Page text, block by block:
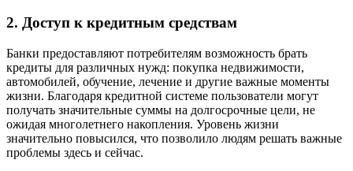
2. Доступ к кредитным средствам
Банки предоставляют потребителям возможность брать
кредиты для различных нужд: покупка недвижимости,
автомобилей, обучение, лечение и другие важные моменты
жизни. Благодаря кредитной системе пользователи могут
получать значительные суммы на долгосрочные цели, не
ожидая многолетнего накопления. Уровень жизни
значительно повысился, что позволило людям решать важные
проблемы здесь и сейчас.